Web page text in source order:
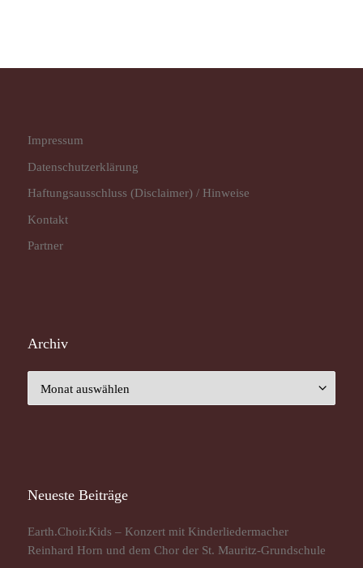
Impressum
Datenschutz­erklärung
Haftungsausschluss (Disclaimer) / Hinweise
Kontakt
Partner
Archiv
Neueste Beiträge
Earth.Choir.Kids – Konzert mit Kinderliedermacher
Reinhard Horn und dem Chor der St. Mauritz-Grundschule